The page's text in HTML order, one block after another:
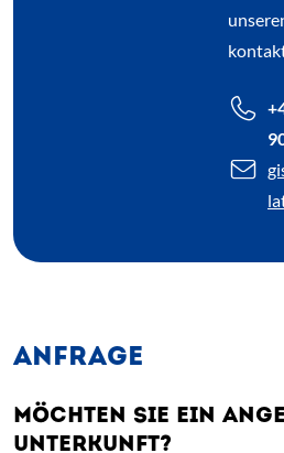
ANFRAGE
MÖCHTEN SIE EIN
UNTERKUNFT?